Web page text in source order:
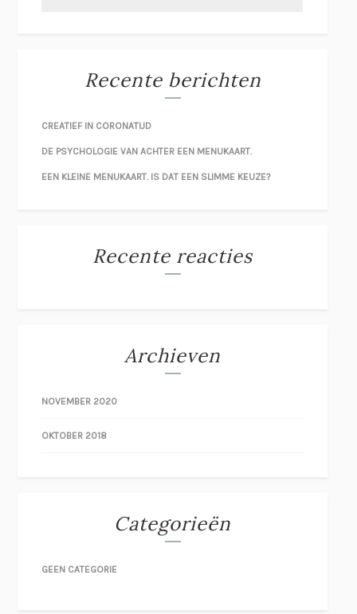
Recente berichten
CREATIEF IN CORONATIJD
DE PSYCHOLOGIE VAN ACHTER EEN MENUKAART.
EEN KLEINE MENUKAART. IS DAT EEN SLIMME KEUZE?
Recente reacties
Archieven
NOVEMBER 2020
OKTOBER 2018
Categorieën
GEEN CATEGORIE